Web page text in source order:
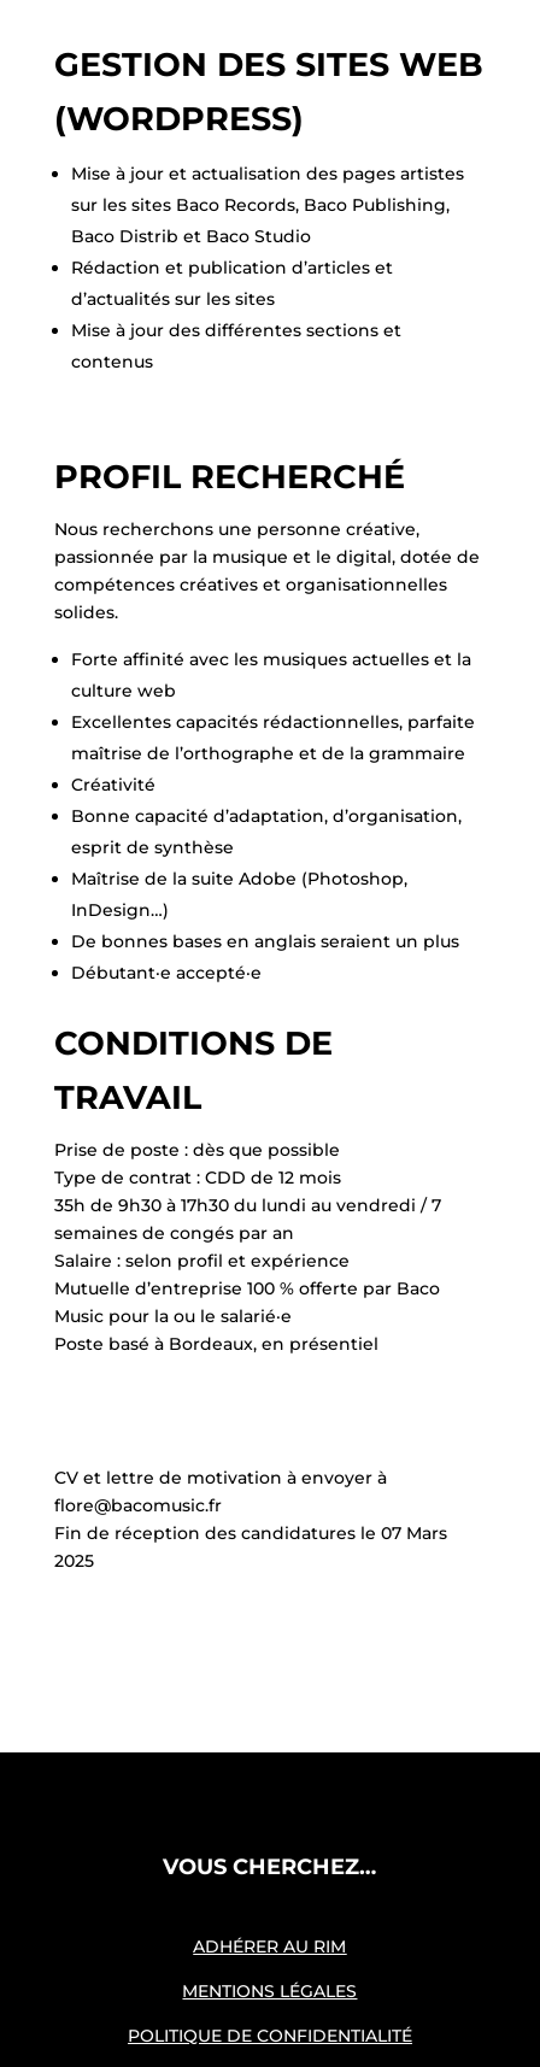
GESTION DES SITES WEB
(WORDPRESS)
Mise à jour et actualisation des pages artistes
sur les sites Baco Records, Baco Publishing,
Baco Distrib et Baco Studio
Rédaction et publication d’articles et
d’actualités sur les sites
Mise à jour des différentes sections et
contenus
PROFIL RECHERCHÉ
Nous recherchons une personne créative,
passionnée par la musique et le digital, dotée de
compétences créatives et organisationnelles
solides.
Forte affinité avec les musiques actuelles et la
culture web
Excellentes capacités rédactionnelles, parfaite
maîtrise de l’orthographe et de la grammaire
Créativité
Bonne capacité d’adaptation, d’organisation,
esprit de synthèse
Maîtrise de la suite Adobe (Photoshop,
InDesign…)
De bonnes bases en anglais seraient un plus
Débutant·e accepté·e
CONDITIONS DE
TRAVAIL
Prise de poste : dès que possible
Type de contrat : CDD de 12 mois
35h de 9h30 à 17h30 du lundi au vendredi / 7
semaines de congés par an
Salaire : selon profil et expérience
Mutuelle d’entreprise 100 % offerte par Baco
Music pour la ou le salarié·e
Poste basé à Bordeaux, en présentiel
CV et lettre de motivation à envoyer à
flore@bacomusic.fr
Fin de réception des candidatures le 07 Mars
2025
VOUS CHERCHEZ…
ADHÉRER AU RIM
MENTIONS LÉGALES
POLITIQUE DE CONFIDENTIALITÉ